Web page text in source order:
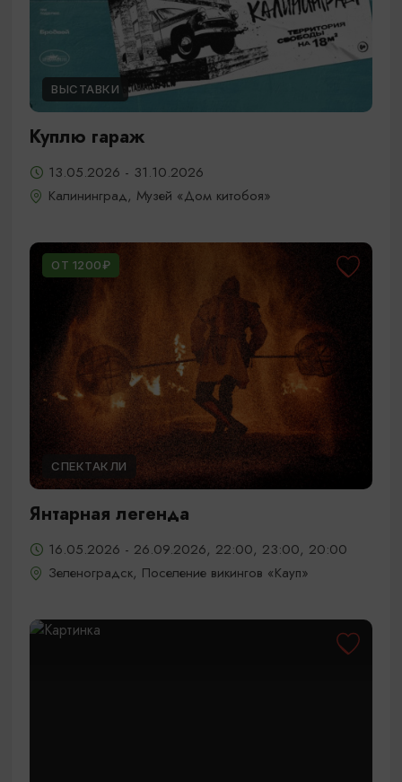
ВЫСТАВКИ
Куплю гараж
13.05.2026 - 31.10.2026
Калининград, Музей «Дом китобоя»
ОТ 1200₽
СПЕКТАКЛИ
Янтарная легенда
16.05.2026 - 26.09.2026, 22:00, 23:00, 20:00
Зеленоградск, Поселение викингов «Кауп»